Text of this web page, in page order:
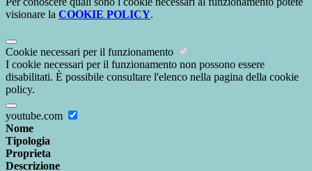
visionare la COOKIE POLICY.
Cookie necessari per il funzionamento
I cookie necessari per il funzionamento non possono essere
disabilitati. È possibile consultare l'elenco nella pagina della cookie
policy.
youtube.com
Nome
Tipologia
Proprieta
Descrizione